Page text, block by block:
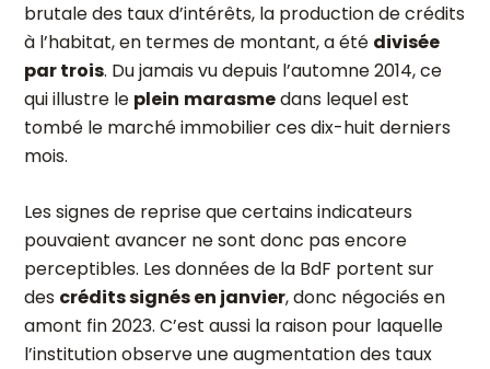
brutale des taux d’intérêts, la production de crédits
à l’habitat, en termes de montant, a été divisée
par trois. Du jamais vu depuis l’automne 2014, ce
qui illustre le plein marasmedans lequel est
tombé le marché immobilier ces dix-huit derniers
mois.
Les signes de reprise que certains indicateurs
pouvaient avancer ne sont donc pas encore
perceptibles. Les données de la BdF portent sur
des crédits signés en janvier, donc négociés en
amont fin 2023. C’est aussi la raison pour laquelle
l’institution observe une augmentation des taux